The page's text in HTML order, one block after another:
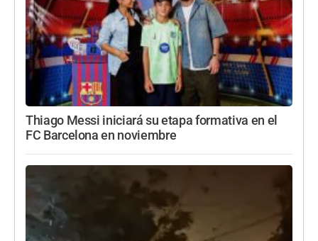
Thiago Messi iniciará su etapa formativa en el
FC Barcelona en noviembre